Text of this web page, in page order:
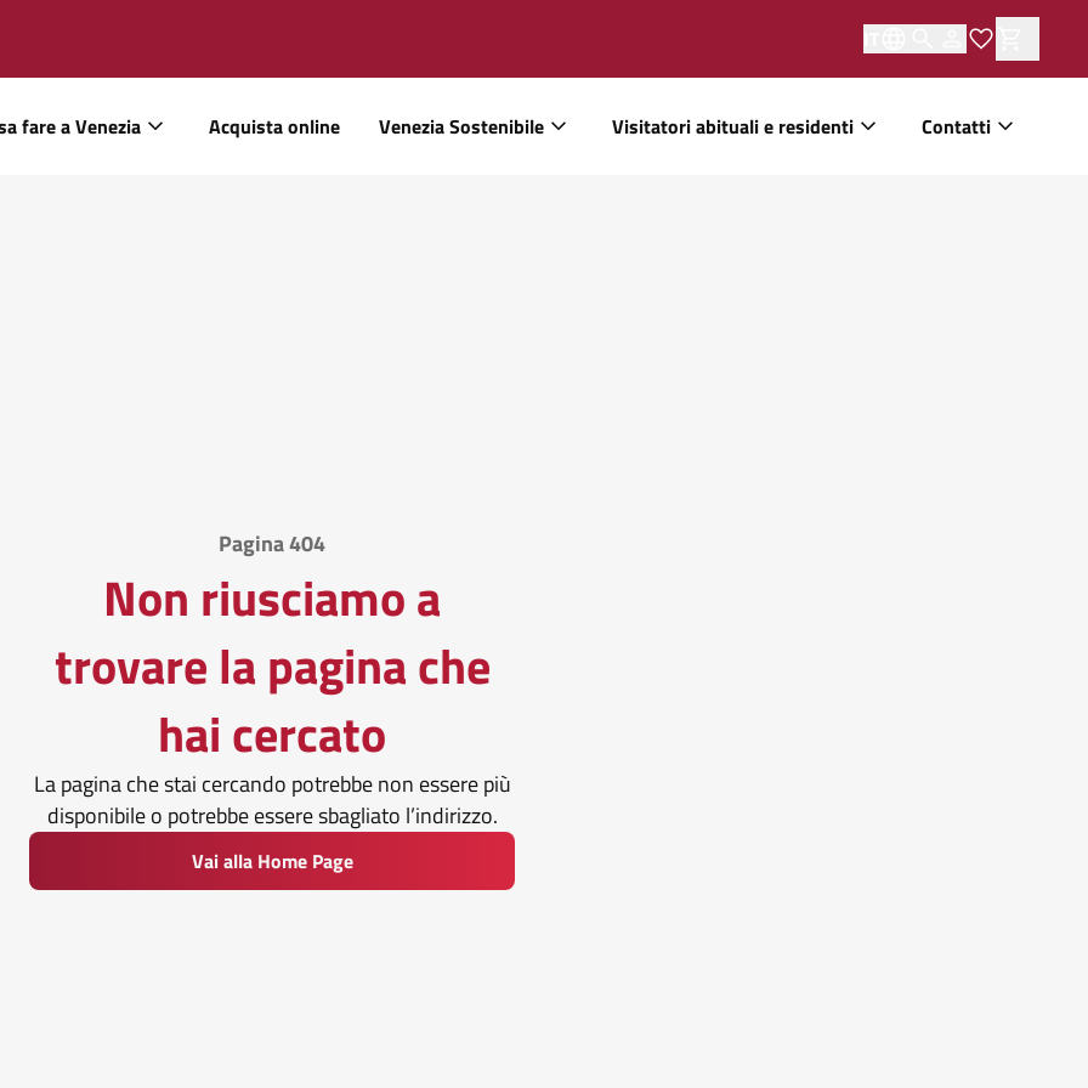
fare a Venezia Acquista online Venezia Sostenibile Visitatori abituali e residenti Contatti
Pagina 404
Non riusciamo a
trovare la pagina che
hai cercato
La pagina che stai cercando potrebbe non essere più
disponibile o potrebbe essere sbagliato l’indirizzo.
Vai alla Home Page